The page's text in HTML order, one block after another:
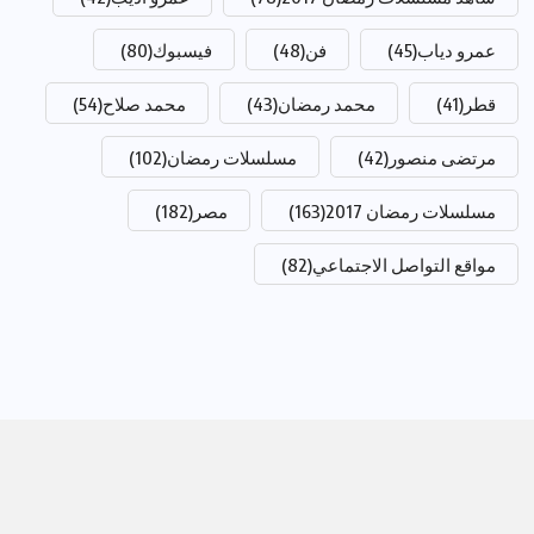
عمرو دياب(45) فن(48) فيسبوك(80)
قطر (41) محمد رمضان(43) محمد صلاح(54)
مرتضى منصور (42) مسلسلات رمضان(102)
مسلسلات رمضان 2017 (163) مصر (182)
مواقع التواصل الاجتماعي(82)